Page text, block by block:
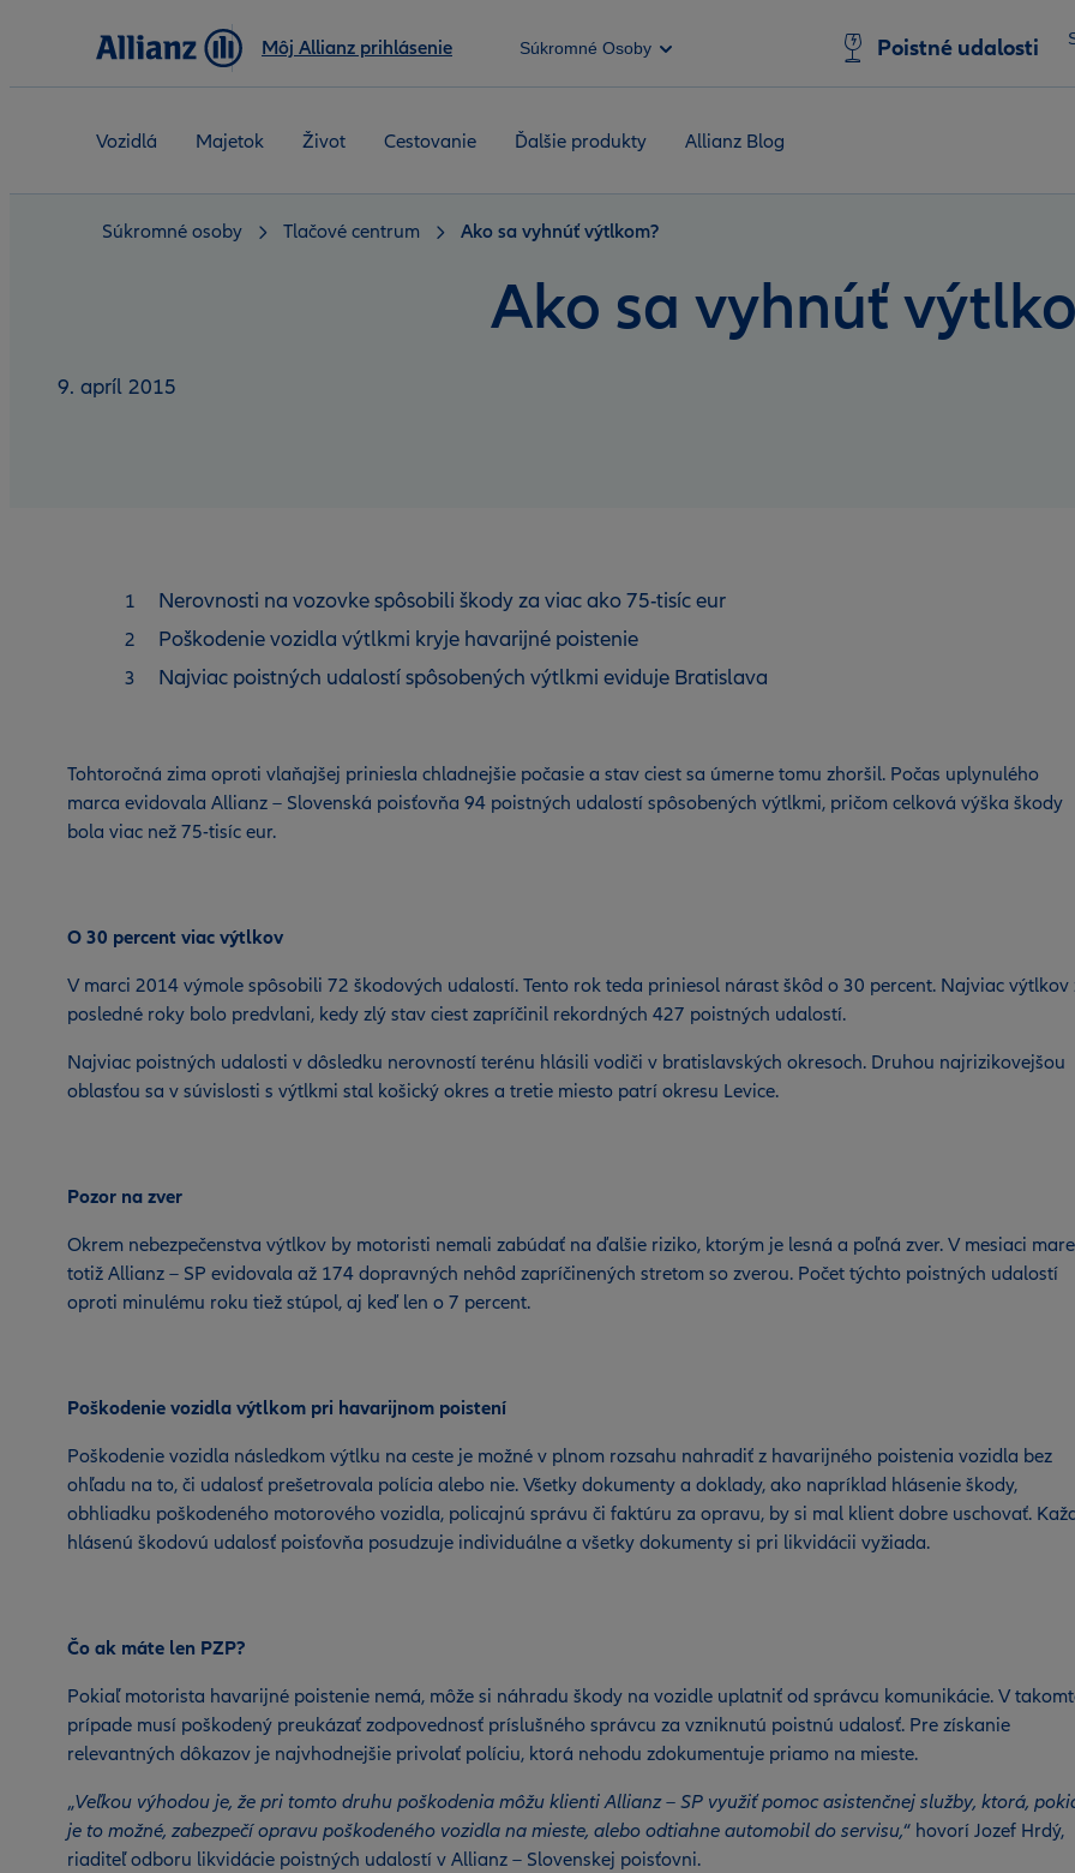
Môj Allianz prihlásenie Súkromné Osoby Poistné udalosti
Vozidlá Majetok Život Cestovanie Ďalšie produkty Allianz Blog
Súkromné osoby Tlačové centrum Ako sa vyhnúť výtlkom?
Ako sa vyhnúť
9. apríl 2015
Nerovnosti na vozovke spôsobili škody za viac ako 75-tisíc eur
Poškodenie vozidla výtlkmi kryje havarijné poistenie
Najviac poistných udalostí spôsobených výtlkmi eviduje Bratislava
Tohtoročná zima oproti vlaňajšej priniesla chladnejšie počasie a stav ciest sa úmerne tomu zhoršil. Počas uplynulého
marca evidovala Allianz – Slovenská poisťovňa 94 poistných udalostí spôsobených výtlkmi, pričom celková výška škody
bola viac než 75-tisíc eur.
O 30 percent viac výtlkov
V marci 2014 výmole spôsobili 72 škodových udalostí. Tento rok teda priniesol nárast škôd o 30 percent. Najviac výtlkov
posledné roky bolo predvlani, kedy zlý stav ciest zapríčinil rekordných 427 poistných udalostí.
Najviac poistných udalosti v dôsledku nerovností terénu hlásili vodiči v bratislavských okresoch. Druhou najrizikovejšou
oblasťou sa v súvislosti s výtlkmi stal košický okres a tretie miesto patrí okresu Levice.
Pozor na zver
Okrem nebezpečenstva výtlkov by motoristi nemali zabúdať na ďalšie riziko, ktorým je lesná a poľná zver. V mesiaci
totiž Allianz – SP evidovala až 174 dopravných nehôd zapríčinených stretom so zverou. Počet týchto poistných udalostí
oproti minulému roku tiež stúpol, aj keď len o 7 percent.
Poškodenie vozidla výtlkom pri havarijnom poistení
Poškodenie vozidla následkom výtlku na ceste je možné v plnom rozsahu nahradiť z havarijného poistenia vozidla bez
ohľadu na to, či udalosť prešetrovala polícia alebo nie. Všetky dokumenty a doklady, ako napríklad hlásenie škody,
obhliadku poškodeného motorového vozidla, policajnú správu či faktúru za opravu, by si mal klient dobre uschovať.
hlásenú škodovú udalosť poisťovňa posudzuje individuálne a všetky dokumenty si pri likvidácii vyžiada.
Čo ak máte len PZP?
Pokiaľ motorista havarijné poistenie nemá, môže si náhradu škody na vozidle uplatniť od správcu komunikácie. V
prípade musí poškodený preukázať zodpovednosť príslušného správcu za vzniknutú poistnú udalosť. Pre získanie
relevantných dôkazov je najvhodnejšie privolať políciu, ktorá nehodu zdokumentuje priamo na mieste.
„Veľkou výhodou je, že pri tomto druhu poškodenia môžu klienti Allianz – SP využiť pomoc asistenčnej služby, ktorá,
je to možné, zabezpečí opravu poškodeného vozidla na mieste, alebo odtiahne automobil do servisu,“ hovorí Jozef Hrdý,
riaditeľ odboru likvidácie poistných udalostí v Allianz – Slovenskej poisťovni.